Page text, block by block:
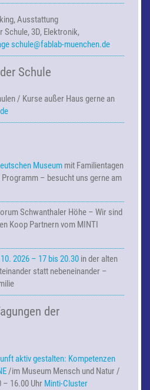
Ausstattung
Schule, 3D, Elektronik,
schule@fablab-muenchen.de
Schule
/ Kurse außer Haus gerne an
Museum mit Familientagen
– besucht uns gerne am
Schwanthaler Höhe – Wir sind
Koop Partnern vom MINTI
2026 – 17 bis 20.30 in der alten
statt nebeneinander –
der
aktiv gestalten: Kompetenzen
/im Museum Mensch und Natur /
– 16.00 Uhr Minti-Cluster